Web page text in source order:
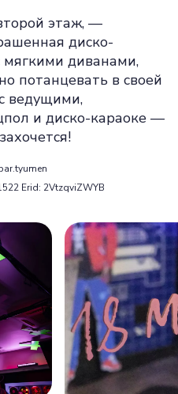
этаж, —
диско-
мягкими диванами,
потанцевать в своей
ведущими,
и диско-караоке —
Erid: 2VtzqviZWYB